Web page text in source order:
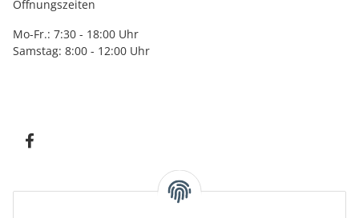
Öffnungszeiten
Mo-Fr.: 7:30 - 18:00 Uhr
Samstag: 8:00 - 12:00 Uhr